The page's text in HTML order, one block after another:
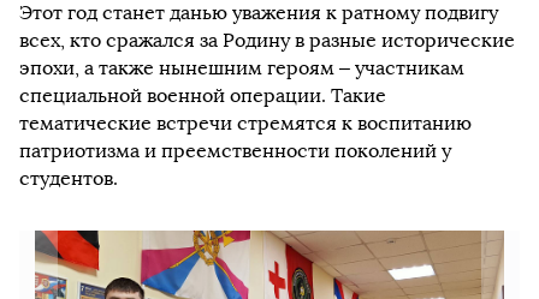
Этот год станет данью уважения к ратному подвигу
всех, кто сражался за Родину в разные исторические
эпохи, а также нынешним героям – участникам
специальной военной операции. Такие
тематические встречи стремятся к воспитанию
патриотизма и преемственности поколений у
студентов.